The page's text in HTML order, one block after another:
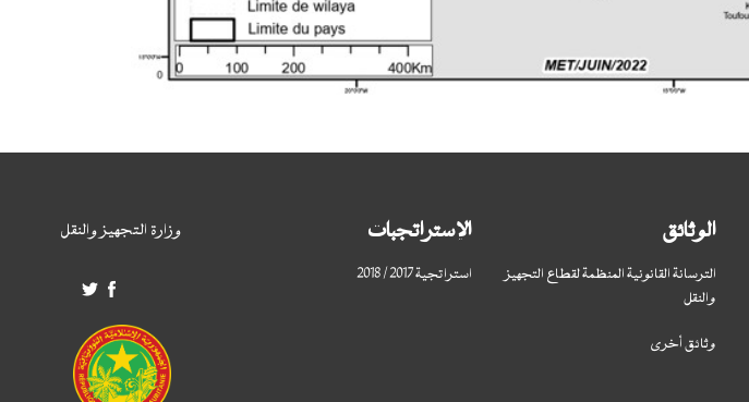
وزارة التجهيز والنقل الإستراتجبات
استراتجية 2017 / 2018
الوثائق
الترسانة القانونية المنظمة لقطاع التجهيز
والنقل
وثائق أخرى